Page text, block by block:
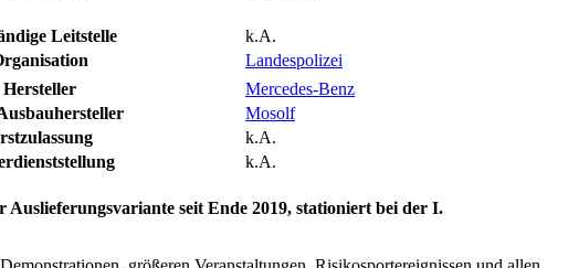
Leitstelle
k.A.
Landespolizei
Hersteller
Mercedes-Benz
Mosolf
k.A.
k.A.
Auslieferungsvariante seit Ende 2019, stationiert bei der I.